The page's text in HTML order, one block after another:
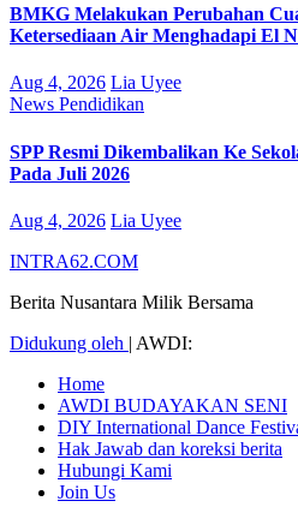
BMKG Melakukan Perubahan
Ketersediaan Air Menghadapi El
Aug 4, 2026 Lia Uyee
News Pendidikan
SPP Resmi Dikembalikan Ke
Pada Juli 2026
Aug 4, 2026 Lia Uyee
INTRA62.COM
Berita Nusantara Milik Bersama
Didukung oleh | AWDI:
Home
AWDI BUDAYAKAN SENI
DIY International Dance
Hak Jawab dan koreksi berita
Hubungi Kami
Join Us